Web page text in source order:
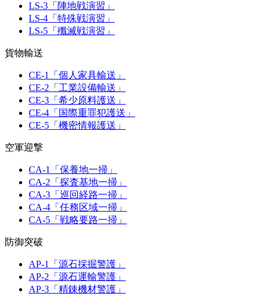
LS-3「陣地戦演習」
LS-4「特殊戦演習」
LS-5「殲滅戦演習」
貨物輸送
CE-1「個人家具輸送」
CE-2「工業設備輸送」
CE-3「希少原料護送」
CE-4「国際重罪犯護送」
CE-5「機密情報護送」
空軍迎撃
CA-1「保養地一掃」
CA-2「探査基地一掃」
CA-3「巡回経路一掃」
CA-4「任務区域一掃」
CA-5「戦略要路一掃」
防御突破
AP-1「源石採掘警護」
AP-2「源石運輸警護」
AP-3「精錬機材警護」